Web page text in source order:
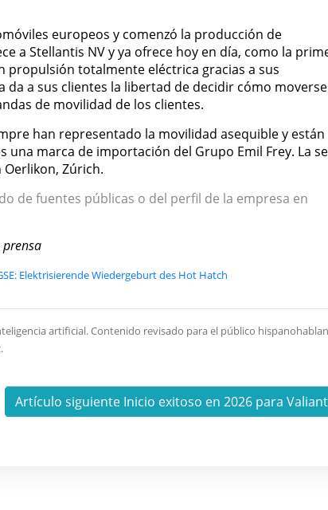
europeos y comenzó la producción de
a Stellantis NV y ya ofrece hoy en día, como la
propulsión totalmente eléctrica gracias a sus
a sus clientes la libertad de decidir cómo
de movilidad de los clientes.
han representado la movilidad asequible y están
una marca de importación del Grupo Emil Frey. La
Zúrich.
de fuentes públicas o del perfil de la empresa en
prensa
Elektrisierende Wiedergeburt des Hot Hatch
artificial. Contenido revisado para el público
Artículo siguiente Inicio exitoso en 2026 para Valiant